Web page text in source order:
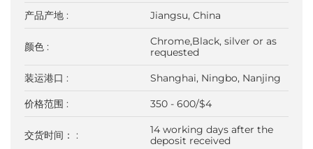
产品产地 : Jiangsu, China
颜色 :
Chrome,Black, silver or as
requested
装运港口 : Shanghai, Ningbo, Nanjing
价格范围 : 350 - 600/$4
交货时间： :
14 working days after the
deposit received